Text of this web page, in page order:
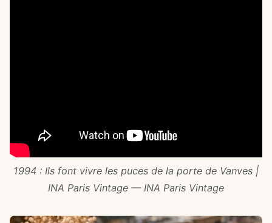
1994 : Ils font vivre les puces de la porte de Vanves |
INA Paris Vintage — INA Paris Vintage